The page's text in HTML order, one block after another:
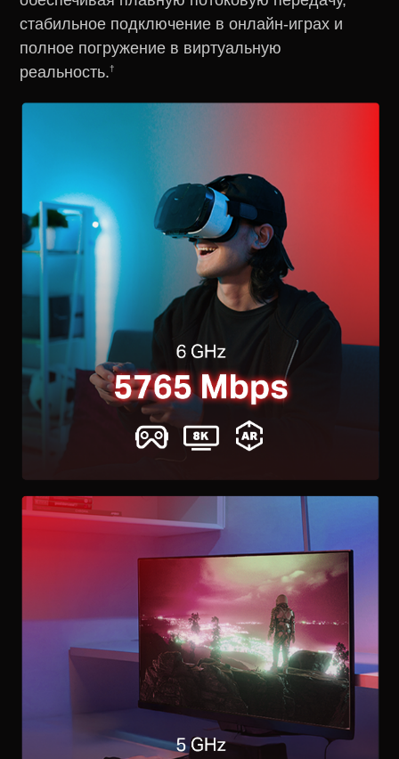
стабильное подключение в онлайн-играх и
полное погружение в виртуальную
реальность.†